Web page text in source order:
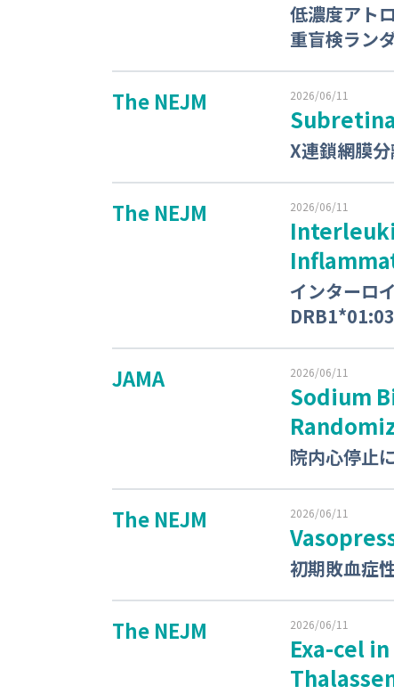
低濃度アト
重盲検ラン
The NEJM 2026/06/11
X連鎖網膜
The NEJM 2026/06/11
インターロ
DRB1*01:03
JAMA 2026/06/11
Sodium
院内心停止
The NEJM 2026/06/11
初期敗血症
The NEJM 2026/06/11
Exa-cel